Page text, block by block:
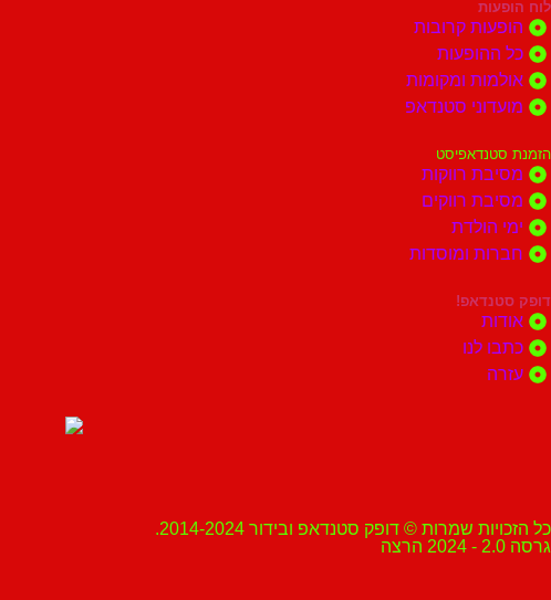
לוח הופעות
הופעות קרובות
כל ההופעות
אולמות ומקומות
מועדוני סטנדאפ
הזמנת סטנדאפיסט
מסיבת רווקות
מסיבת רווקים
ימי הולדת
חברות ומוסדות
דופק סטנדאפ!
אודות
כתבו לנו
עזרה
כל הזכויות שמרות © דופק סטנדאפ ובידור 2014-2024.
גרסה 2.0 - 2024 הרצה